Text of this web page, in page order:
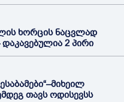
ხორცის ნაცვლად
დაკავებულია 2 პირი
თავს ოდისევსს